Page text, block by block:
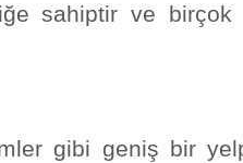
sahiptir ve birçok
gibi geniş bir